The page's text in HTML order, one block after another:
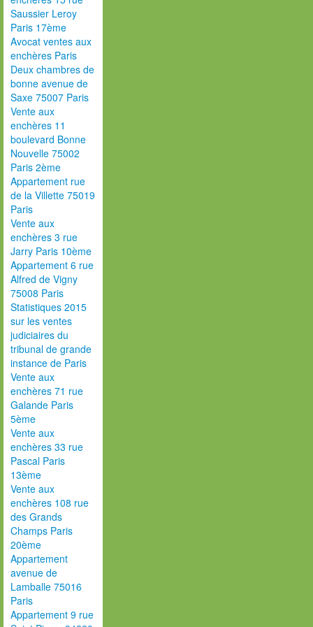
Saussier Leroy
Paris 17ème
Avocat ventes aux
enchères Paris
Deux chambres de
bonne avenue de
Saxe 75007 Paris
Vente aux
enchères 11
boulevard Bonne
Nouvelle 75002
Paris 2ème
Appartement rue
de la Villette 75019
Paris
Vente aux
enchères 3 rue
Jarry Paris 10ème
Appartement 6 rue
Alfred de Vigny
75008 Paris
Statistiques 2015
sur les ventes
judiciaires du
tribunal de grande
instance de Paris
Vente aux
enchères 71 rue
Galande Paris
5ème
Vente aux
enchères 33 rue
Pascal Paris
13ème
Vente aux
enchères 108 rue
des Grands
Champs Paris
20ème
Appartement
avenue de
Lamballe 75016
Paris
Appartement 9 rue